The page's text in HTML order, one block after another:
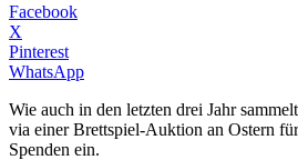
Facebook
X
Pinterest
WhatsApp
Wie auch in den letzten drei Jahr
via einer Brettspiel-Auktion an Ostern
Spenden ein.